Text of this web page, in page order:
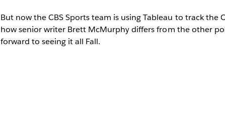
But now the CBS Sports team is using Tableau to track the
how senior writer Brett McMurphy differs from the other
forward to seeing it all Fall.